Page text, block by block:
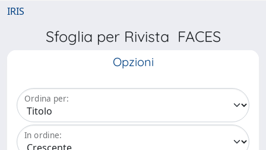
IRIS
Sfoglia per Rivista FACES
Opzioni
Ordina per:
In ordine: